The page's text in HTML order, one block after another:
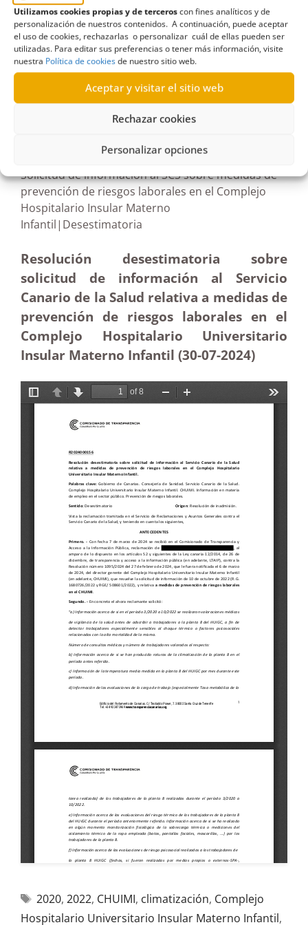
Utilizamos cookies propias y de terceroscon fines analíticos y de
personalización de nuestros contenidos. A continuación, puede aceptar
el uso de cookies, rechazarlas o personalizar cuál de ellas pueden ser
utilizadas. Para editar sus preferencias o tener más información, visite
nuestra Política de cookiesde nuestro sitio web.
Aceptar y visitar el sitio web
Rechazar cookies
Personalizar opciones
de Gran Canaria,colisión,Informe,Intersindical
Canaria,mortalidad, Terminación
Solicitud de información al SCS sobre medidas de
prevención de riesgos laborales en el Complejo
Hospitalario Insular Materno
Infantil|Desestimatoria
Resolución desestimatoria sobre
solicitud de información al Servicio
Canario de la Salud relativa a medidas de
prevención de riesgos laborales en el
Complejo Hospitalario Universitario
Insular Materno Infantil (30-07-2024)
2020, 2022, CHUIMI, climatización, Complejo
Hospitalario Universitario Insular Materno Infantil,